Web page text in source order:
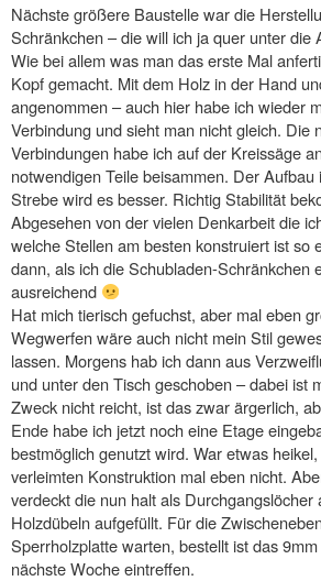
Nächste größere Baustelle war die
Schränkchen – die will ich ja quer unter
Wie bei allem was man das erste Mal
Kopf gemacht. Mit dem Holz in der Hand
angenommen – auch hier habe ich wieder
Verbindung und sieht man nicht gleich.
Verbindungen habe ich auf der Kreissäge
notwendigen Teile beisammen. Der
Strebe wird es besser. Richtig Stabilität
Abgesehen von der vielen Denkarbeit die
welche Stellen am besten konstruiert ist
dann, als ich die Schubladen-Schränkchen
ausreichend
Hat mich tierisch gefuchst, aber mal eben
Wegwerfen wäre auch nicht mein Stil
lassen. Morgens hab ich dann aus
und unter den Tisch geschoben – dabei ist
Zweck nicht reicht, ist das zwar ärgerlich,
Ende habe ich jetzt noch eine Etage
bestmöglich genutzt wird. War etwas
verleimten Konstruktion mal eben nicht.
verdeckt die nun halt als
Holzdübeln aufgefüllt. Für die
Sperrholzplatte warten, bestellt ist das
nächste Woche eintreffen.